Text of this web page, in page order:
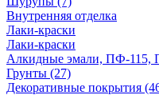
Внутренняя отделка
Лаки-краски
Лаки-краски
Алкидные эмали, ПФ-115,
Грунты (27)
Декоративные покрытия